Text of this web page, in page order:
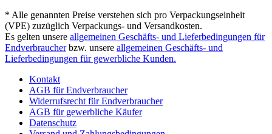
* Alle genannten Preise verstehen sich pro Verpackungseinheit
(VPE) zuzüglich Verpackungs- und Versandkosten.
Es gelten unsere allgemeinen Geschäfts- und Lieferbedingungen für
Endverbraucherbzw. unsere allgemeinen Geschäfts- und
Lieferbedingungen für gewerbliche Kunden.
Kontakt
AGB für Endverbraucher
Widerrufsrecht für Endverbraucher
AGB für gewerbliche Käufer
Datenschutz